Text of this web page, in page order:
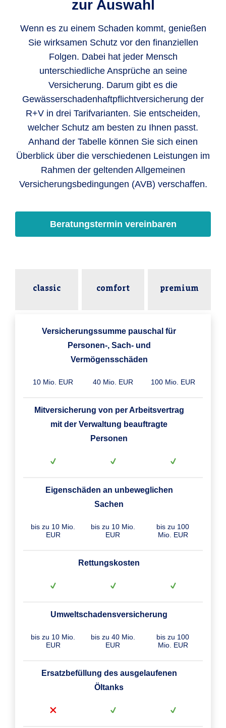
zur Auswahl
Wenn es zu einem Schaden kommt, genießen
Sie wirksamen Schutz vor den finanziellen
Folgen. Dabei hat jeder Mensch
unterschiedliche Ansprüche an seine
Versicherung. Darum gibt es die
Gewässerschadenhaftpflichtversicherung der
R+V in drei Tarifvarianten. Sie entscheiden,
welcher Schutz am besten zu Ihnen passt.
Anhand der Tabelle können Sie sich einen
Überblick über die verschiedenen Leistungen im
Rahmen der geltenden Allgemeinen
Versicherungsbedingungen (AVB) verschaffen.
Beratungstermin vereinbaren
classic comfort premium
Versicherungssumme pauschal für
Personen-, Sach- und
Vermögensschäden
10 Mio. EUR 40 Mio. EUR 100 Mio. EUR
Mitversicherung von per Arbeitsvertrag
mit der Verwaltung beauftragte
Personen
Eigenschäden an unbeweglichen
Sachen
bis zu 10 Mio.
EUR
bis zu 10 Mio.
EUR
bis zu 100
Mio. EUR
Rettungskosten
Umweltschadensversicherung
bis zu 10 Mio.
EUR
bis zu 40 Mio.
EUR
bis zu 100
Mio. EUR
Ersatzbefüllung des ausgelaufenen
Öltanks